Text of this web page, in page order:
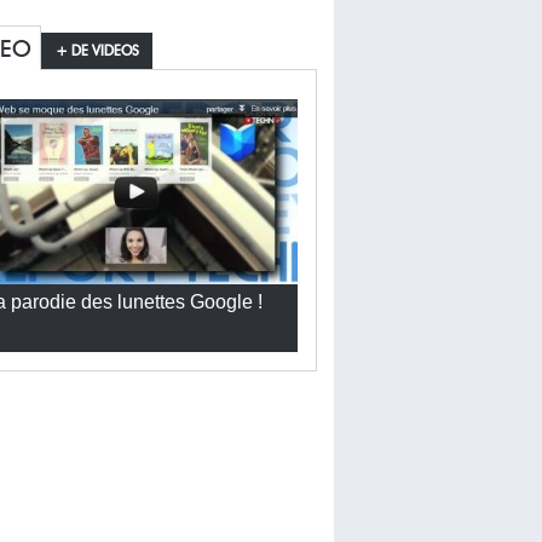
+ DE VIDEOS
parodie des lunettes Google !